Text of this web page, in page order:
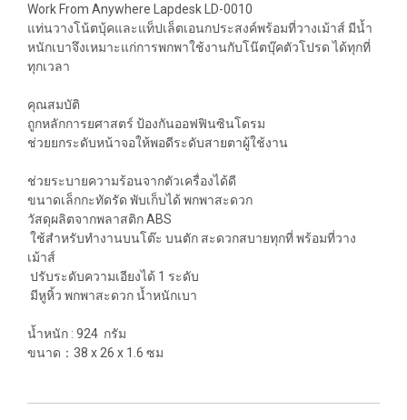
Work From Anywhere Lapdesk LD-0010
แท่นวางโน้ตบุ้คและแท็ปเล็ตเอนกประสงค์พร้อมที่วางเม้าส์ มีน้ำ
หนักเบาจึงเหมาะแก่การพกพาใช้งานกับโน๊ตบุ๊คตัวโปรด ได้ทุกที่
ทุกเวลา
คุณสมบัติ
ถูกหลักการยศาสตร์ ป้องกันออฟฟินซินโดรม
ช่วยยกระดับหน้าจอให้พอดีระดับสายตาผู้ใช้งาน
ช่วยระบายความร้อนจากตัวเครื่องได้ดี
ขนาดเล็กกะทัดรัด พับเก็บได้ พกพาสะดวก
วัสดุผลิตจากพลาสติก ABS
ใช้สำหรับทำงานบนโต๊ะ บนตัก สะดวกสบายทุกที่ พร้อมที่วาง
เม้าส์
ปรับระดับความเอียงได้ 1 ระดับ
มีหูหิ้ว พกพาสะดวก น้ำหนักเบา
น้ำหนัก : 924 กรัม
ขนาด：38 x 26 x 1.6 ซม